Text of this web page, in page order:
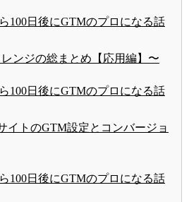
100日後にGTMのプロになる話
ンジの総まとめ【応用編】〜
100日後にGTMのプロになる話
イトのGTM設定とコンバージョ
100日後にGTMのプロになる話